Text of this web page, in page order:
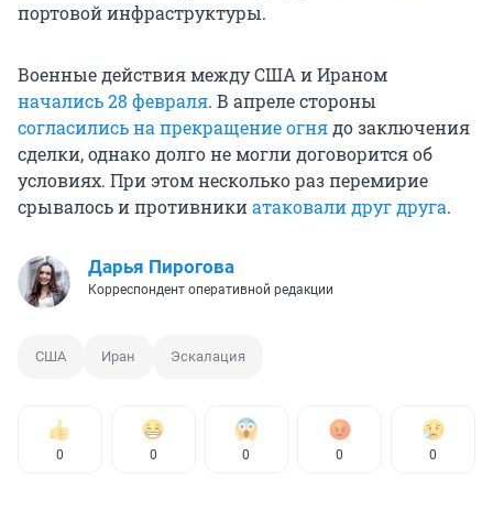
портовой инфраструктуры.
Военные действия между США и Ираном
начались 28 февраля. В апреле стороны
согласились на прекращение огнядо заключения
сделки, однако долго не могли договорится об
условиях. При этом несколько раз перемирие
срывалось и противникиатаковали друг друга.
Дарья Пирогова
Корреспондент оперативной редакции
США Иран Эскалация
0 0 0 0 0